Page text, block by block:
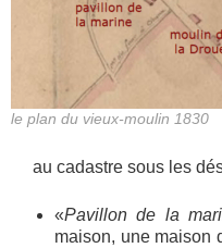
le plan du vieux-moulin 1830
au cadastre sous les
«Pavillon de la
maison, une maison